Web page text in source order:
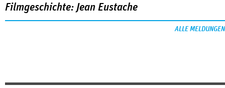
Filmgeschichte: Jean Eustache
ALLE MELDUNGEN